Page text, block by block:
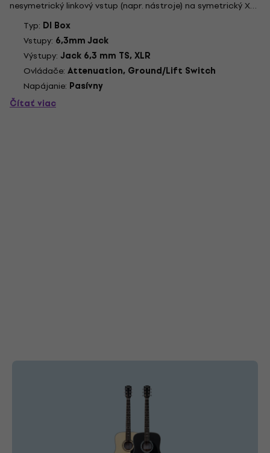
nesymetrický linkový vstup (napr. nástroje) na symetrický XLR
výstup na pripojenie mixpultu. Prepínateľný vstupný útlm: 0
dB, -20 dB, -40 dB. Prepínač ground-lift eliminuje...
Typ: DI Box
Vstupy: 6,3mm Jack
Výstupy: Jack 6,3 mm TS, XLR
Ovládače: Attenuation, Ground/Lift Switch
Napájanie: Pasívny
Čítať viac